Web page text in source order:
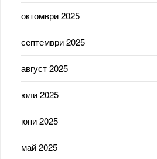
октомври 2025
септември 2025
август 2025
юли 2025
юни 2025
май 2025